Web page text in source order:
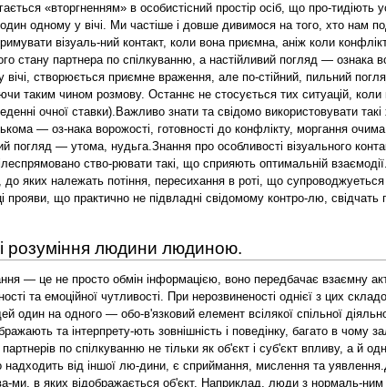
розуміння людини людиною.
кількість елементів вираз-них рухів, проте зменшується кількість елементів оформлен-ня зовнішності. Найбільш точно оцінюється вік однолітків, гірше — молодших, найгірше — старших за віком. Педагоги в першу чергу описують одяг, потім мову, міміку, манеру по-водитися, художники — відповідно обличчя, зріст, міміку. Чо-ловіки та жінки приблизно однаково ідентифікують очі лю-дини, але жінки точніше визначають пропорції обличчя, рот, ніс, чоловіки — брови, овал обличчя, вуха, підборіддя.Певні закономірності виявляються при сприйманні та ро-зумінні психічних станів, зокрема, емоційних. Так, найбільш точно ідентифікуються подив, відраза, гірше — горе, гнів, по-зитивні емоції.Але найбільшою мірою сприймання та розуміння іншої людини залежить від чинників, що мають соціально-психологічну природу. Виділяють такі механізми:1. Фізіогномічна редукція — судження про внутрішні, психологічні особливості на основі зовнішнього вигляду (ви-разу обличчя, статури, ходи, постави тощо).У кожній національній культурі існує безліч фізіогномічних уявлень та прикмет. Добре відомо, що означає, напри-клад, тверде підборіддя, високе чоло, вузькі губи. Існує фіксо-ваний набір прикмет і щодо інших частин обличчя (очей, брів, вух). Дослідами О. Бодальова встановлена наявність та-ких стереотипів сприймання: люди з квадратним підборіддям мають сильну волю, з високим чолом — розумні, з жорстким волоссям — непокірного характеру, повні люди — добродуш-ні, люди низького зросту відзначаються властолюбством, енергією, бажанням командувати, гарні люди — нерозумні й самолюбиві, тонкі губи — ознака потайливості, постійно на-піввідкритий рот — невеликого розуму.Наскільки такі уявлення справедливі? Відомо, що фізіогномісти часом дають дуже точну характеристику людині, яку во-ни короткочасно спостерігають. Але є й інший погляд — не можна жорстко пов'язувати окрему деталь зовнішності з харак-тером, це обов'язково призведе до помилки. Істина полягає в тому, що зовнішність, звичайно, відображає деякі внутрішні особливості, і у цьому немає нічого ненаукового чи ідеалістич-ного (будова скелетно-м'язової системи визначає конституцію, яка, у свою чергу, впливає на манеру поведінки і характер). Відповідно, механізм фізіогномічної редукції може бути корис-ним, якщо не вимагати від нього надто багато — абсолютної точності та надійності.Звідки беруться фізіогномічні уявлення? Ми не набуваємо їх у процесі накопичення особистого досвіду (наприклад, не виміряємо висоту чола та не співставляємо її з інтелектом), а дістаємо вже готовими із соціального оточення. Це не на-ше особисте надбання, а продукт колективної творчості. Під-твердженням цього є той факт, що фізіогномічні уявлення в різних культурах значною мірою відрізняються. Наприклад, у в'єтнамській культурі великий рот корелює з високим інтелек-том, причому це стосується лише чоловіків. Слід враховувати, що «ключі» однієї культури можуть бути непридатними для ін-шої. Цим пояснюється недиференційованість сприймання й запам'ятовування людей іншої расової приналежності: зов-нішність їх здається нам дуже подібною, аж до ілюзії повної ідентичності.Отже, придатний чи ні механізм фізіогномічної редукції для спілкування? Однозначної відповіді на це запитання не-має. Він дуже простий і зручний, але призводить до непоро-зуміння, якщо неправильно застосовується і не доповнюється іншими, більш складними та точними ознаками.2. Соціальна категоризация та порівняння — це роз-поділ людей за певними категоріями, тобто визначення їх соціального статусу та порівняння зі своїм статусом. Така процедура може бути досить простою (наприклад, «старий —